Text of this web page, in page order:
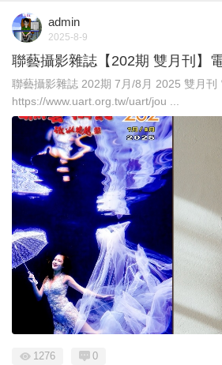
admin
2025-8-9
聯藝攝影雜誌【202期 雙月刊】
聯藝攝影雜誌 202期 7月/8月 2025 雙月刊
https://www.uart.org.tw/uart/jou ...
1276 0